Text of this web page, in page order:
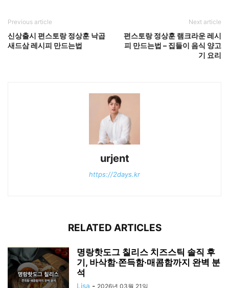
Previous article
신상출시 편스토랑 정상훈 낙곱
새드삼 레시피 만드는법
Next article
편스토랑 정상훈 램크라운 레시
피 만드는법 – 집들이 음식 양고
기 요리
urjent
https://2days.kr
RELATED ARTICLES
명랑핫도그 칠리스 치즈스틱 솔직 후
기, 바삭함·쫀득함·매콤함까지 완벽 분
석
Lisa - 2026년 03월 21일